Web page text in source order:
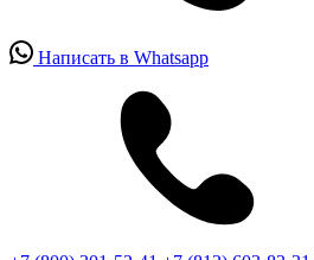
Написать в Whatsapp